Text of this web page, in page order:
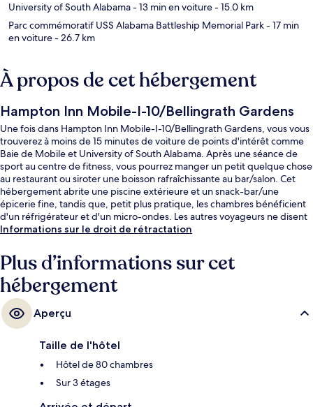
University of South Alabama- 13 min en voiture- 15.0 km
Parc commémoratif USS Alabama Battleship Memorial Park- 17 min
en voiture- 26.7 km
À propos de cet hébergement
Hampton Inn Mobile-I-10/Bellingrath Gardens
Une fois dans Hampton Inn Mobile-I-10/Bellingrath Gardens, vous vous
trouverez à moins de 15 minutes de voiture de points d'intérêt comme
Baie de Mobile et University of South Alabama. Après une séance de
sport au centre de fitness, vous pourrez manger un petit quelque chose
au restaurant ou siroter une boisson rafraîchissante au bar/salon. Cet
hébergement abrite une piscine extérieure et un snack-bar/une
épicerie fine, tandis que, petit plus pratique, les chambres bénéficient
d'un réfrigérateur et d'un micro-ondes. Les autres voyageurs ne disent
que du bien en ce qui concerne le personnel attentionné.
Informations sur le droit de rétractation
Plus d’informations sur cet
hébergement
Aperçu
Taille de l'hôtel
Hôtel de 80 chambres
Sur 3 étages